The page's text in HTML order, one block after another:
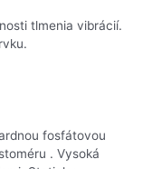
tlmenia vibrácií.
fosfátovou
. Vysoká